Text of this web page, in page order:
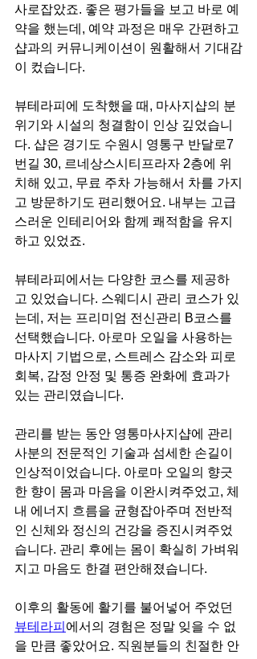
사로잡았죠. 좋은 평가들을 보고 바로 예
약을 했는데, 예약 과정은 매우 간편하고
샵과의 커뮤니케이션이 원활해서 기대감
이 컸습니다.
뷰테라피에 도착했을 때, 마사지샵의 분
위기와 시설의 청결함이 인상 깊었습니
다. 샵은 경기도 수원시 영통구 반달로7
번길 30, 르네상스시티프라자 2층에 위
치해 있고, 무료 주차 가능해서 차를 가지
고 방문하기도 편리했어요. 내부는 고급
스러운 인테리어와 함께 쾌적함을 유지
하고 있었죠.
뷰테라피에서는 다양한 코스를 제공하
고 있었습니다. 스웨디시 관리 코스가 있
는데, 저는 프리미엄 전신관리 B코스를
선택했습니다. 아로마 오일을 사용하는
마사지 기법으로, 스트레스 감소와 피로
회복, 감정 안정 및 통증 완화에 효과가
있는 관리였습니다.
관리를 받는 동안 영통마사지샵에 관리
사분의 전문적인 기술과 섬세한 손길이
인상적이었습니다. 아로마 오일의 향긋
한 향이 몸과 마음을 이완시켜주었고, 체
내 에너지 흐름을 균형잡아주며 전반적
인 신체와 정신의 건강을 증진시켜주었
습니다. 관리 후에는 몸이 확실히 가벼워
지고 마음도 한결 편안해졌습니다.
이후의 활동에 활기를 불어넣어 주었던
뷰테라피 에서의 경험은 정말 잊을 수 없
을 만큼 좋았어요. 직원분들의 친절한 안